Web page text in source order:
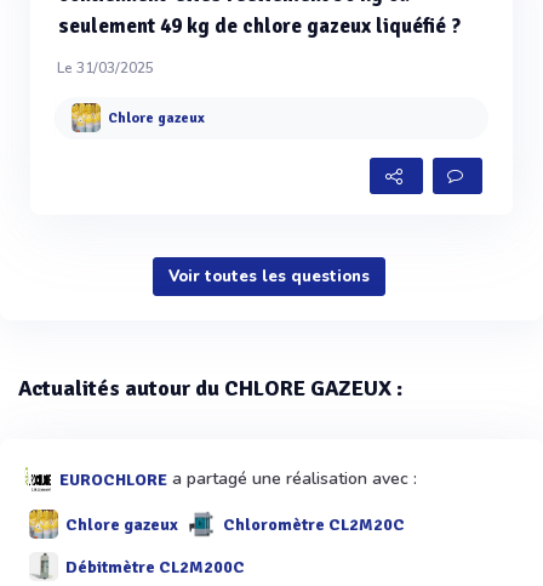
seulement 49 kg de chlore gazeux liquéfié ?
Le 31/03/2025
Chlore gazeux
Voir toutes les questions
Actualités autour du CHLORE GAZEUX :
EUROCHLORE a partagé une réalisation avec :
Chlore gazeux Chloromètre CL2M20C
Débitmètre CL2M200C